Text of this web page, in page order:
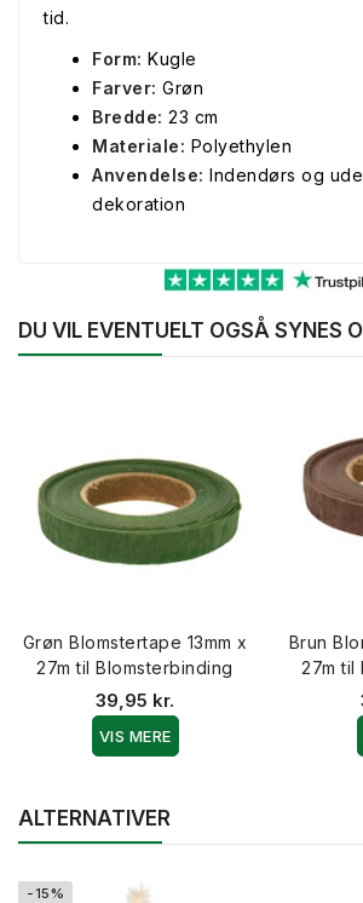
tid.
Form: Kugle
Farver: Grøn
Bredde: 23 cm
Materiale: Polyethylen
Anvendelse: Indendørs og
dekoration
DU VIL EVENTUELT OGSÅ SYNES
Grøn Blomstertape 13mm x
27m til Blomsterbinding
39,95 kr.
VIS MERE
Brun
27m til
ALTERNATIVER
-15%